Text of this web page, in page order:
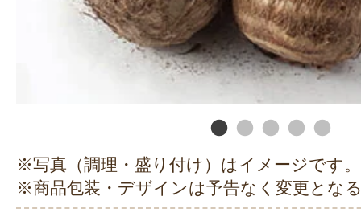
※写真（調理・盛り付け）はイメージです。
※商品包装・デザインは予告なく変更とな